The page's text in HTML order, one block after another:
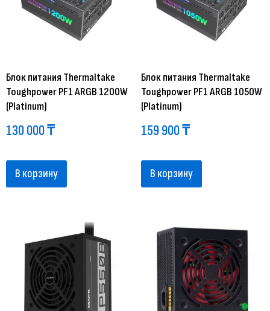
Блок питания Thermaltake
Toughpower PF1 ARGB 1200W
(Platinum)
130 000₸
В корзину
Блок питания Thermaltake
Toughpower PF1 ARGB 1050W
(Platinum)
159 900₸
В корзину